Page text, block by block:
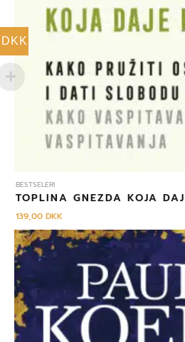
BESTSELERI
TOPLINA GNEZDA KOJA
139,00DKK
DKK